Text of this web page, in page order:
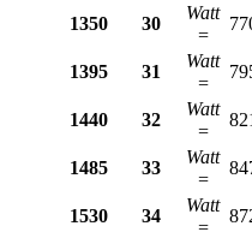
1350 30
Watt
=
1395 31
Watt
=
1440 32
Watt
=
1485 33
Watt
=
1530 34
Watt
=